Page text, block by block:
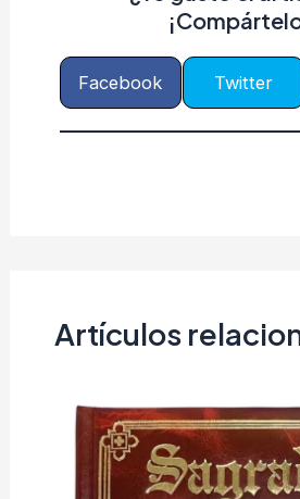
Facebook Twitter
Artículos